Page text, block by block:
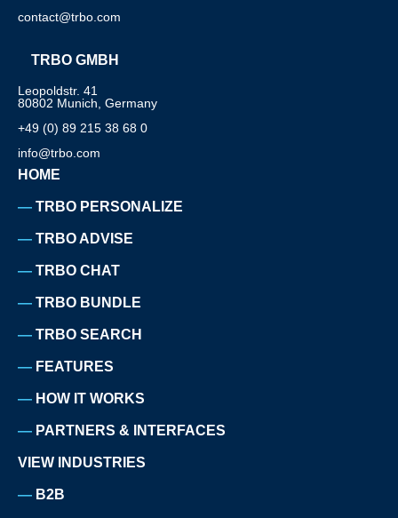
contact@trbo.com
TRBO GMBH
Leopoldstr. 41
80802 Munich, Germany
+49 (0) 89 215 38 68 0
info@trbo.com
HOME
TRBO PERSONALIZE
TRBO ADVISE
TRBO CHAT
TRBO BUNDLE
TRBO SEARCH
FEATURES
HOW IT WORKS
PARTNERS & INTERFACES
VIEW INDUSTRIES
B2B